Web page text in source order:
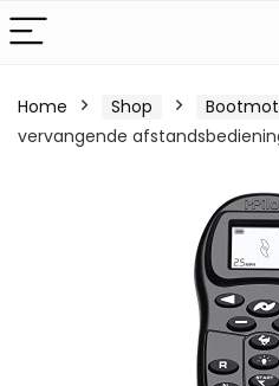
Home Shop
vervangende